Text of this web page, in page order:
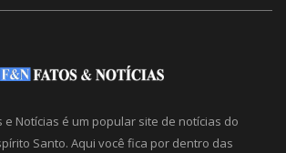
e Notícias é um popular site de notícias do
Santo. Aqui você fica por dentro das